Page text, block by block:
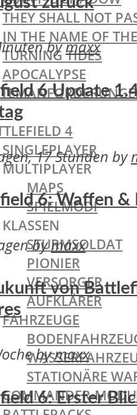
THEY SHALL NOT
IN THE NAME OF
TURNING TIDES
APOCALYPSE
OLDIES
4
SINGLEPLAYER
MULTIPLAYER
MAPS
SPIELMODI
KLASSEN
STURMSOLDAT
PIONIER
VERSORGER
AUFKLÄRER
FAHRZEUGE
STATIONÄRE
COMMANDER-
bymaxx
6 Update
17 Stunden by
6: Waffen &
bymaxx
von
bymaxx
6: Erster